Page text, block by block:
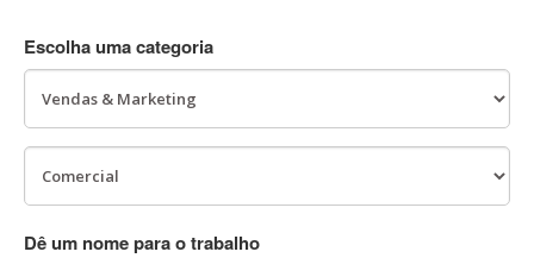
Escolha uma categoria
Dê um nome para o trabalho